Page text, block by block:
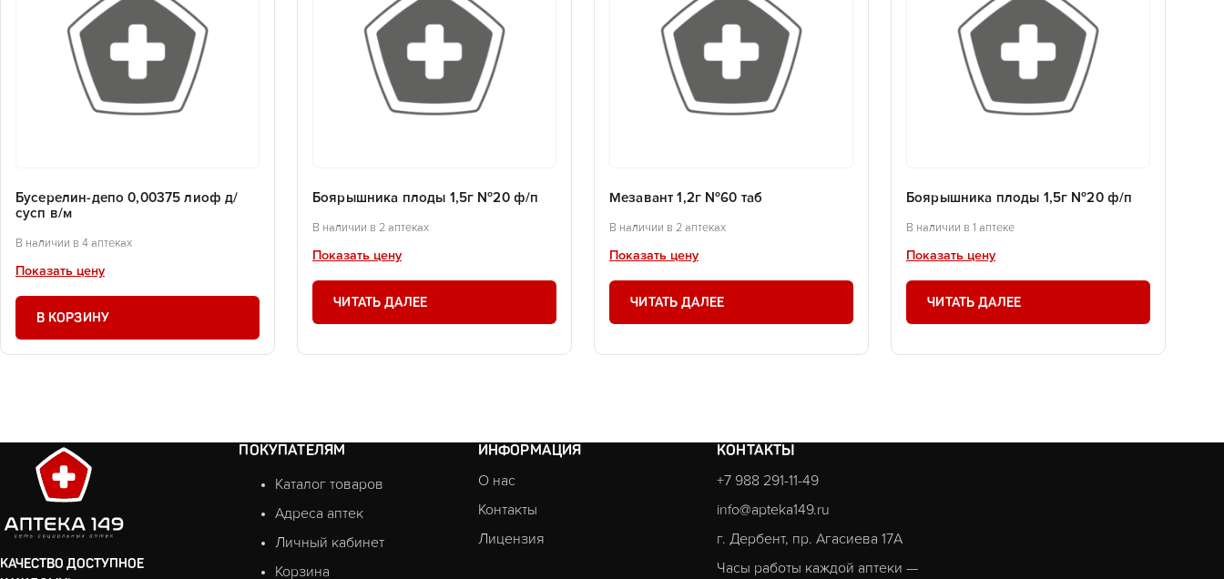
Бусерелин-депо 0,00375 лиоф д/
сусп в/м
В наличии в 4 аптеках
Показать цену
В КОРЗИНУ
Боярышника плоды 1,5г №20 ф/п
В наличии в 2 аптеках
Показать цену
ЧИТАТЬ ДАЛЕЕ
Мезавант 1,2г №60 таб
В наличии в 2 аптеках
Показать цену
ЧИТАТЬ ДАЛЕЕ
Боярышника плоды 1,5г №20 ф/п
В наличии в 1 аптеке
Показать цену
ЧИТАТЬ ДАЛЕЕ
КАЧЕСТВО ДОСТУПНОЕ
ПОКУПАТЕЛЯМ
Каталог товаров
Адреса аптек
Личный кабинет
Корзина
ИНФОРМАЦИЯ
О нас
Контакты
Лицензия
КОНТАКТЫ
+7 988 291-11-49
info@apteka149.ru
г. Дербент, пр. Агасиева 17А
Часы работы каждой аптеки —